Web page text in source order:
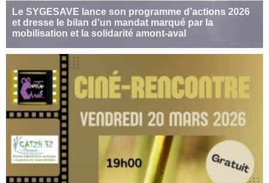
Le SYGESAVE lance son programme d’actions 2026
et dresse le bilan d’un mandat marqué par la
mobilisation et la solidarité amont-aval